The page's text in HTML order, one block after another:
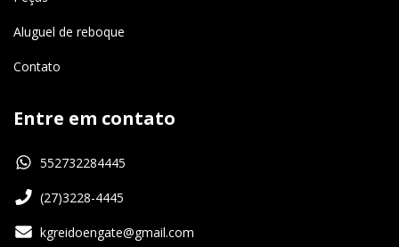
Aluguel de reboque
Contato
Entre em contato
552732284445
(27)3228-4445
kgreidoengate@gmail.com